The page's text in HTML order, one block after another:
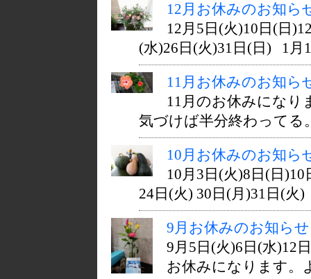
12月お休みのお知ら
12月5日(火)10日(日
(水)26日(火)31日(日) 1月
11月お休みのお知ら
11月のお休みになり
気づけば半分終わってる
10月お休みのお知ら
10月3日(火)8日(日
24日(火) 30日(月)31日(火
9月お休みのお知らせ
9月5日(火)6日(水)12
お休みになります。